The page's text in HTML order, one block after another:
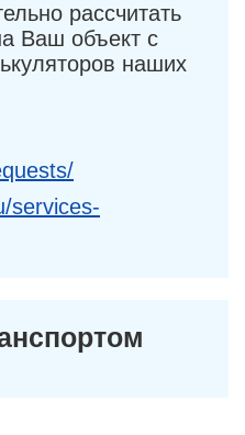
рассчитать
Ваш объект с
наших
services-